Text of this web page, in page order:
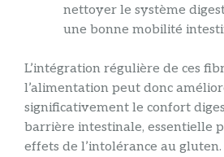
nettoyer le système
une bonne mobilité
L’intégration régulière de ces
l’alimentation peut donc
significativement le confort
barrière intestinale, essentielle
effets de l’intolérance au gluten.